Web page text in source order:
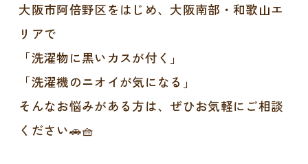
大阪市阿倍野区をはじめ、大阪南部・和歌山エ
リアで
「洗濯物に黒いカスが付く」
「洗濯機のニオイが気になる」
そんなお悩みがある方は、ぜひお気軽にご相談
ください🚗🧺